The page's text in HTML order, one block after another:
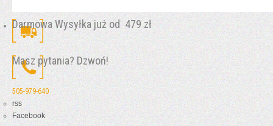
Darmowa Wysyłka już od 479 zł
Masz pytania? Dzwoń!
505-979-640
rss
Facebook